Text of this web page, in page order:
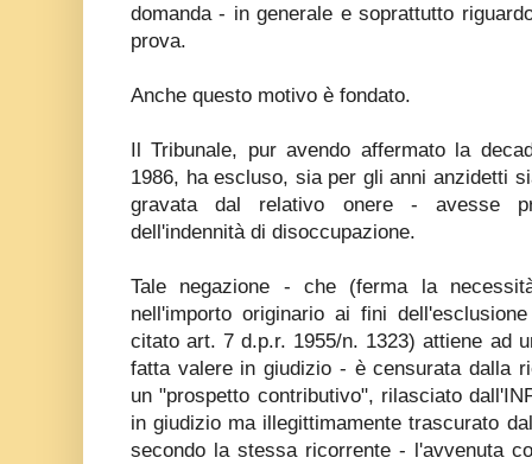
domanda - in generale e soprattutto
prova.
Anche questo motivo è fondato.
Il Tribunale, pur avendo affermato la
1986, ha escluso, sia per gli anni anzidetti
gravata dal relativo onere - avesse
dell'indennità di disoccupazione.
Tale negazione - che (ferma la
nell'importo originario ai fini
citato art. 7 d.p.r. 1955/n. 1323) attiene ad
fatta valere in giudizio - è censurata dalla
un "prospetto contributivo", rilasciato
in giudizio ma illegittimamente trascurato
secondo la stessa ricorrente - l'avvenuta